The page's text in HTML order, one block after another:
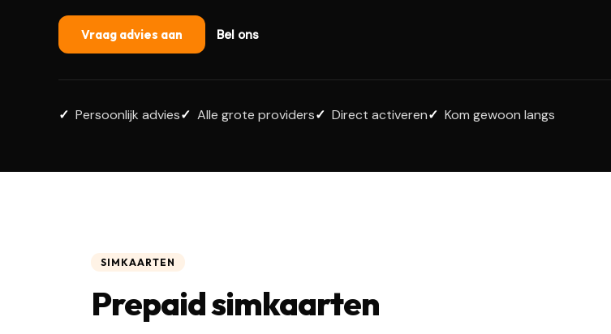
Vraag advies aan Bel ons
Persoonlijk advies Alle grote providers Direct activeren Kom gewoon langs
SIMKAARTEN
Prepaid simkaarten